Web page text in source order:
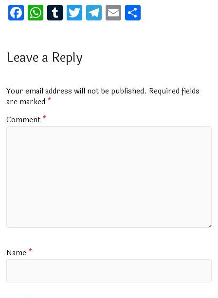
F
a
b
o
k
W
h
s
p
p
T
u
bl
T
wi
er
T
el
m
E
m
Leave a Reply
Your email address will not be published. Required fields
are marked *
Comment *
Name *